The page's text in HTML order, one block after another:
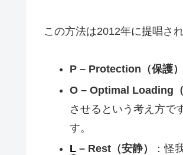
この方法は2012年に提唱され
P – Protection（保護）
O – Optimal Loading（
させるという考え方で
す。
L– Rest（安静） ：怪